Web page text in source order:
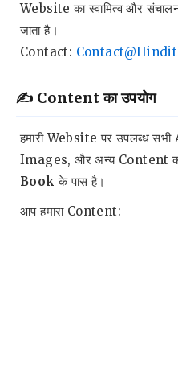
Website का स्वामित्व और
जाता है।
Contact:
✍️ Content का उपयोग
हमारी Website पर उपलब्ध
Images, और अन्य Content
Book के पास है।
आप हमारा Content: